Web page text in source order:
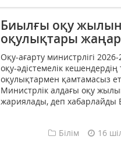
Биылғы оқу
оқулықтары
Оқу-ағарту министрлігі
оқу-әдістемелік
оқулықтармен қамтамасыз
Министрлік алдағы оқу
жариялады, деп хабарлайды
Білім 16